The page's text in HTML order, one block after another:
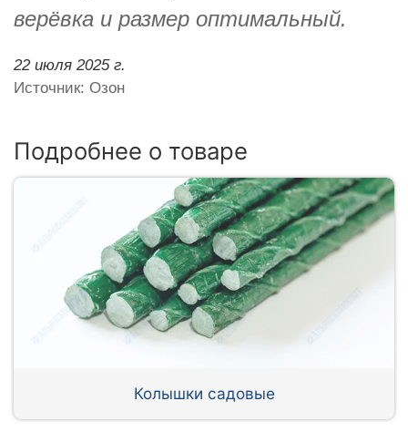
верёвка и размер оптимальный.
22 июля 2025 г.
Источник: Озон
Подробнее о товаре
Колышки садовые